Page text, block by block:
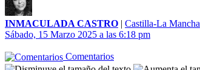
INMACULADA CASTRO | Castilla-La Mancha
Sábado, 15 Marzo 2025 a las 6:18 pm
Comentarios